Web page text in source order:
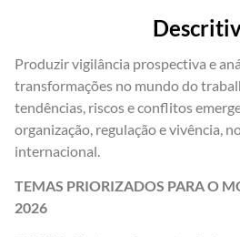
Produzir vigilância prospectiva e
transformações no mundo do
tendências, riscos e conflitos
organização, regulação e vivência,
internacional.
TEMAS PRIORIZADOS PARA O
2026